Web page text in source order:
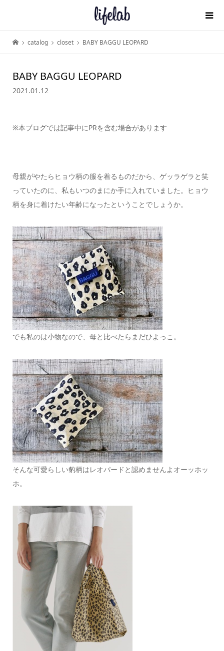
catalog closet BABY BAGGU LEOPARD
BABY BAGGU LEOPARD
2021.01.12
※本ブログでは記事中にPRを含む場合があります
母親がやたらヒョウ柄の服を着るものだから、ゲッラゲラと笑
っていたのに、私もいつのまにか手に入れていました。ヒョウ
柄を身に着けたい年齢になったということでしょうか。
でも私のは小物なので、母と比べたらまだひよっこ。
そんな可愛らしい豹柄はレオパードと認めませんよオーッホッ
ホ。